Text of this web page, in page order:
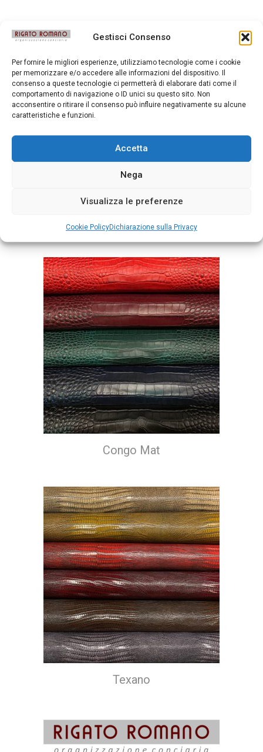
Gestisci Consenso
Per fornire le migliori esperienze, utilizziamo tecnologie come i cookie
per memorizzare e/o accedere alle informazioni del dispositivo. Il
consenso a queste tecnologie ci permetterà di elaborare dati come il
comportamento di navigazione o ID unici su questo sito. Non
acconsentire o ritirare il consenso può influire negativamente su alcune
caratteristiche e funzioni.
Accetta
Nega
Visualizza le preferenze
Cookie PolicyDichiarazione sulla Privacy
Congo Mat
Congo Mat
Texano